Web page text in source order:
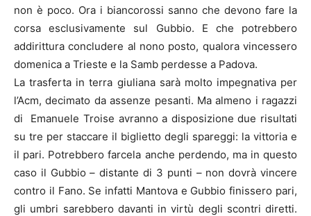
non è poco. Ora i biancorossi sanno che devono fare la
corsa esclusivamente sul Gubbio. E che potrebbero
addirittura concludere al nono posto, qualora vincessero
domenica a Trieste e la Samb perdesse a Padova.
La trasferta in terra giuliana sarà molto impegnativa per
l’Acm, decimato da assenze pesanti. Ma almeno i ragazzi
di Emanuele Troise avranno a disposizione due risultati
su tre per staccare il biglietto degli spareggi: la vittoria e
il pari. Potrebbero farcela anche perdendo, ma in questo
caso il Gubbio – distante di 3 punti – non dovrà vincere
contro il Fano. Se infatti Mantova e Gubbio finissero pari,
gli umbri sarebbero davanti in virtù degli scontri diretti.